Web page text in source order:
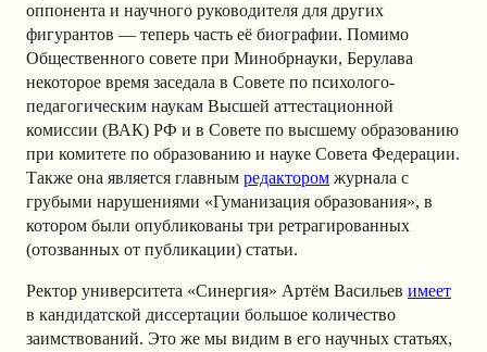
оппонента и научного руководителя для других
фигурантов — теперь часть её биографии. Помимо
Общественного совете при Минобрнауки, Берулава
некоторое время заседала в Совете по психолого-
педагогическим наукам Высшей аттестационной
комиссии (ВАК) РФ и в Совете по высшему образованию
при комитете по образованию и науке Совета Федерации.
Также она является главным редактором журнала с
грубыми нарушениями «Гуманизация образования», в
котором были опубликованы три ретрагированных
(отозванных от публикации) статьи.
Ректор университета «Синергия» Артём Васильев имеет
в кандидатской диссертации большое количество
заимствований. Это же мы видим в его научных статьях,